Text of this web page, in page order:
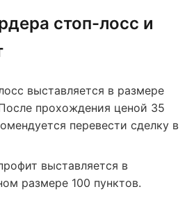
стоп-лосс и
выставляется в размере
прохождения ценой 35
перевести сделку в
выставляется в
размере 100 пунктов.